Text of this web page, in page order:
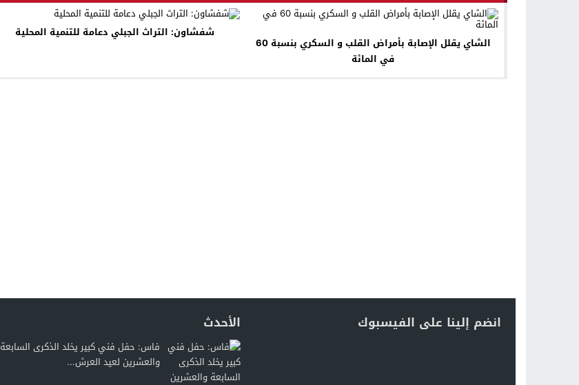
الشاي يقلل الإصابة بأمراض القلب و السكري بنسبة 60
في المائة
شفشاون: التراث الجبلي دعامة للتنمية المحلية
انضم إلينا على الفيسبوك الأحدث
فاس: حفل فني كبير يخلد الذكرى السابعة
والعشرين لعيد العرش...